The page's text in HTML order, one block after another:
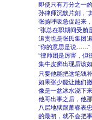
即使只有万分之一
孙律师沉默片刻，
张扬呼吸急促起来
“张总在职期间受贿
追责也是张氏集团
“你的意思是说……”
“律师团是厉害，但
集牛皮癣出现后该
只要他能把这笔钱
如果张少能让她们
像是一盆冰水浇下
他哥出事之后，他
八层地狱跟萧睿表
的最初，就不会把